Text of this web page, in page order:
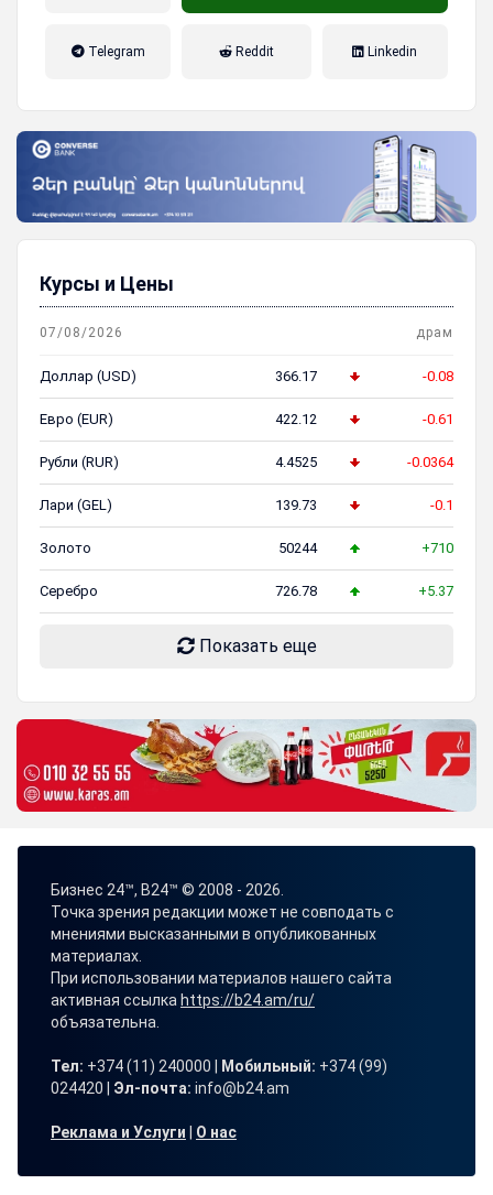
Telegram Reddit Linkedin
Курсы и Цены
07/08/2026 драм
Доллар (USD) 366.17 -0.08
Евро (EUR) 422.12 -0.61
Рубли (RUR) 4.4525 -0.0364
Лари (GEL) 139.73 -0.1
Золото 50244 +710
Серебро 726.78 +5.37
Показать еще
Бизнес 24™, B24™ © 2008 - 2026.
Точка зрения редакции может не совподать с
мнениями высказанными в опубликованных
материалах.
При использовании материалов нашего сайта
активная ссылка https://b24.am/ru/
объязательна.
Тел: +374 (11) 240000 | Мобильный: +374 (99)
024420 | Эл-почта: info@b24.am
Реклама и Услуги О нас